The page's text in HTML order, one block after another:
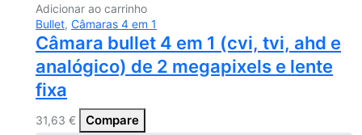
Adicionar ao carrinho
Bullet, Câmaras 4 em 1
Câmara bullet 4 em 1 (cvi, tvi, ahd e
analógico) de 2 megapixels e lente
fixa
31,63 € Compare